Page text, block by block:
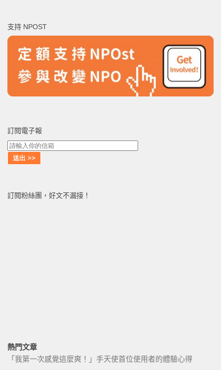
字:
支持 NPOST
訂閱電子報
訂閱粉絲團，好文不漏接！
熱門文章
「我第一次感覺這麼爽！」手天使首位使用者的體驗心得